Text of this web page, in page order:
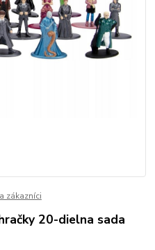
zákazníci
20-dielna sada